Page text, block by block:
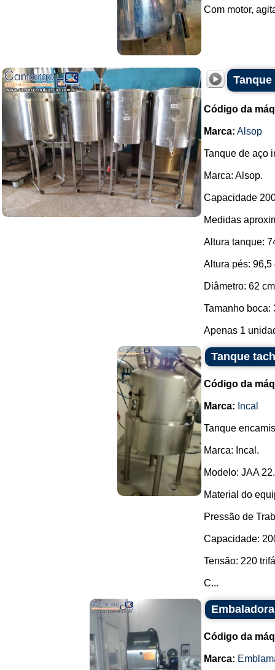
Com motor,
Código da
Marca: Alsop
Tanque de aço
Marca: Alsop.
Capacidade
Medidas
Altura tanque:
Altura pés: 96,5
Diâmetro: 62
Tamanho boca:
Apenas 1
Tanque
Código da
Marca: Incal
Tanque
Marca: Incal.
Modelo: JAA 22.
Material do
Pressão de
Capacidade:
Tensão: 220
C...
Código da
Marca: